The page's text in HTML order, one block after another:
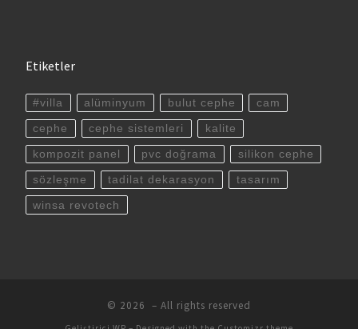
Etiketler
#villa alüminyum bulut cephe cam
cephe cephe sistemleri kalite
kompozit panel pvc doğrama silikon cephe
sözleşme tadilat dekarasyon tasarım
winsa revotech
© 2026 – All rights reserved